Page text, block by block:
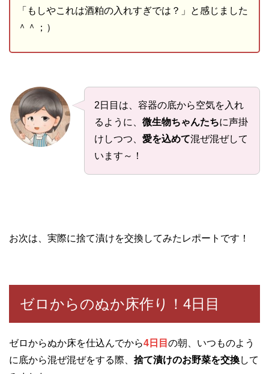
「もしやこれは酒粕の入れすぎでは？」と感じました
＾＾；）
2日目は、容器の底から空気を入れ
るように、微生物ちゃんたちに声掛
けしつつ、愛を込めて混ぜ混ぜして
います～！
お次は、実際に捨て漬けを交換してみたレポートです！
ゼロからのぬか床作り！4日目
ゼロからぬか床を仕込んでから4日目 の朝、いつものよう
に底から混ぜ混ぜをする際、 捨て漬けのお野菜を交換して